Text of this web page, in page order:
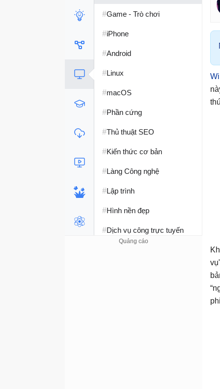
#Game - Trò chơi
#iPhone
#Android
#Linux
#macOS
#Phần cứng
#Thủ thuật SEO
#Kiến thức cơ bản
#Làng Công nghệ
#Lập trình
#Hình nền đẹp
#Dịch vụ công trực tuyến